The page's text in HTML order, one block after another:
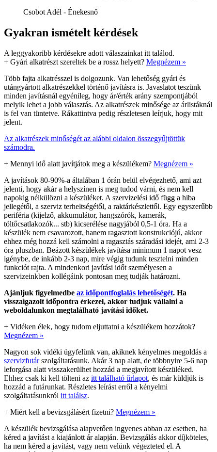
Csobot Adél - Énekesnő
Gyakran ismételt kérdések
A leggyakoribb kérdésekre adott válaszainkat itt találod.
+ Gyári alkatrészt szereltek be a rossz helyett? Megnézem »
Több fajta alkatrésszel is dolgozunk. Van lehetőség gyári és
utángyártott alkatrészekkel történő javításra is. Javaslatot teszünk
minden javításnál egyénileg, hogy ár/érték arány szempontjából
melyik lehet a jobb választás. Az alkatrészek minősége az árlistáknál
is fel van tüntetve. Rákattintva pedig részletesen leírjuk, hogy mit
jelent.
Az alkatrészek minőségét az alábbi oldalon összegyűjtöttük
számodra.
+ Mennyi idő alatt javítjátok meg a készülékem? Megnézem »
A javítások 80-90%-a általában 1 órán belül elvégezhető, ami azt
jelenti, hogy akár a helyszínen is meg tudod várni, és nem kell
napokig nélkülözni a készüléket. A szervizelési idő függ a hiba
jellegétől, a szerviz terheltségétől, a raktárkészlettől. Egy egyszerűbb
periféria (kijelző, akkumulátor, hangszórók, kamerák,
töltőcsatlakozók... stb) kicserélése nagyjából 0,5-1 óra. Ha a
készülék nem csavarozott, hanem ragasztott konstrukciójú, akkor
ehhez még hozzá kell számolni a ragasztás száradási idejét, ami 2-3
óra pluszban. Beázott készülékek javítása minimum 1 napot vesz
igénybe, de inkább 2-3 nap, mire végig tudunk tesztelni minden
funkciót rajta. A mindenkori javítási időt személyesen a
szervizeinkben kollégáink pontosan meg tudják határozni.
Ajánljuk figyelmedbe az időpontfoglalás lehetőségét. Ha
visszaigazolt időpontra érkezel, akkor tudjuk vállalni a
weboldalunkon megtalálható javítási időket.
+ Vidéken élek, hogy tudom eljuttatni a készülékem hozzátok?
Megnézem »
Nagyon sok vidéki ügyfelünk van, akiknek kényelmes megoldás a
szervizfutárszolgáltatásunk. Akár 3 nap alatt, de többnyire 5-6 nap
leforgása alatt visszakerülhet hozzád a megjavított készüléked.
Ehhez csak ki kell tölteni az itt található űrlapot, és már küldjük is
hozzád a futárunkat. Részletes leírást erről a kényelmi
szolgáltatásunkról itt találsz.
+ Miért kell a bevizsgálásért fizetni? Megnézem »
A készülék bevizsgálása alapvetően ingyenes abban az esetben, ha
kéred a javítást a kiajánlott ár alapján. Bevizsgálás akkor díjköteles,
ha nem kéred a javítást, vagy nem velünk végezteted el. A